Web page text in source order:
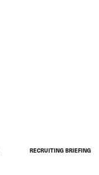
RECRUITING BRIEFING